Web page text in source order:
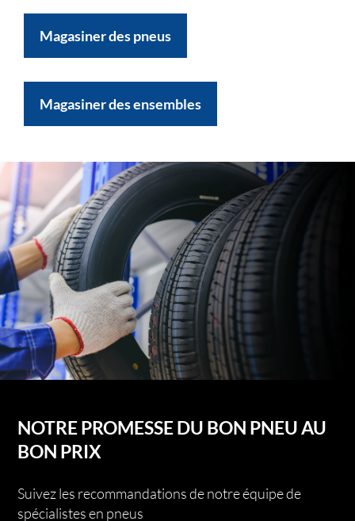
Magasiner des pneus
Magasiner des ensembles
NOTRE PROMESSE DU BON PNEU AU
BON PRIX
Suivez les recommandations de notre équipe de
spécialistes en pneus